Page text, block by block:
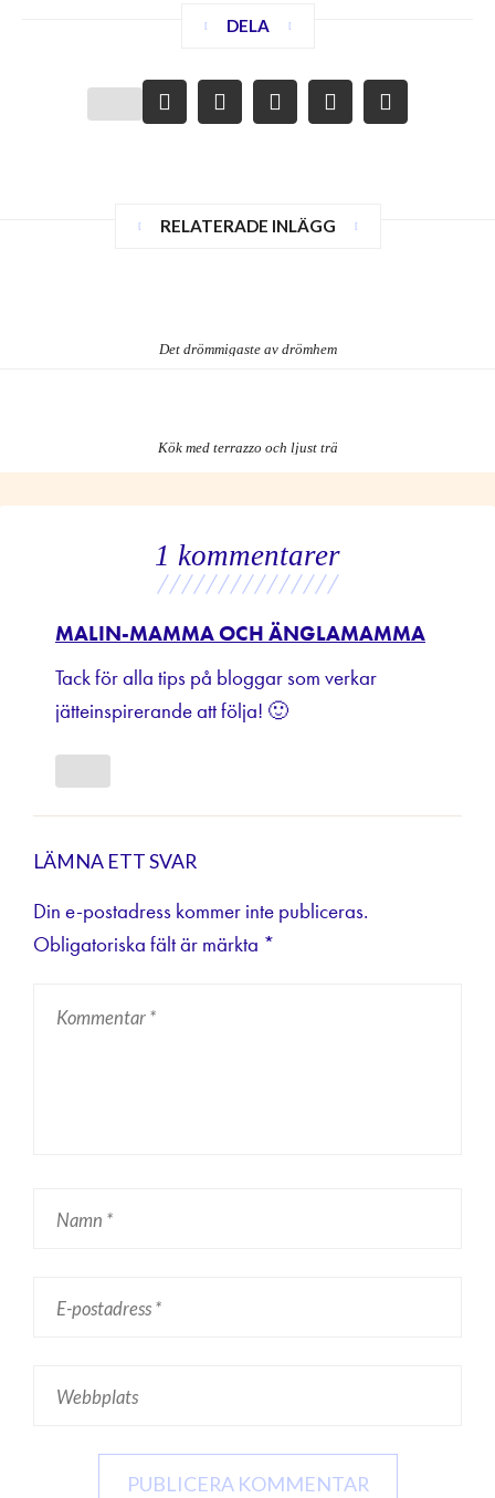
DELA
RELATERADE INLÄGG
Det drömmigaste av drömhem
Kök med terrazzo och ljust trä
1 kommentarer
///////////////
MALIN-MAMMA OCH ÄNGLAMAMMA
Tack för alla tips på bloggar som verkar
jätteinspirerande att följa! 🙂
LÄMNA ETT SVAR
Din e-postadress kommer inte publiceras.
Obligatoriska fält är märkta *